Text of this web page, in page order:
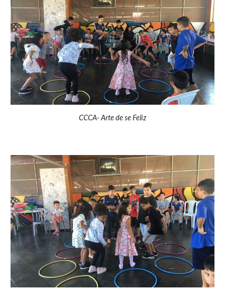
CCCA- Arte de se Feliz